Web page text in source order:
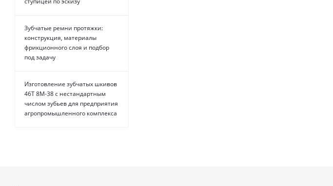
Зубчатые ремни протяжки:
конструкция, материалы
фрикционного слоя и подбор
под задачу
Изготовление зубчатых шкивов
46Т 8М-38 с нестандартным
числом зубьев для предприятия
агропромышленного комплекса